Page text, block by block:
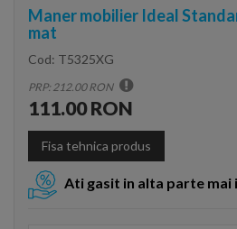
Maner mobilier Ideal
mat
Cod: T5325XG
PRP: 212.00 RON
111.00 RON
Fisa tehnica produs
Ati gasit in alta parte mai